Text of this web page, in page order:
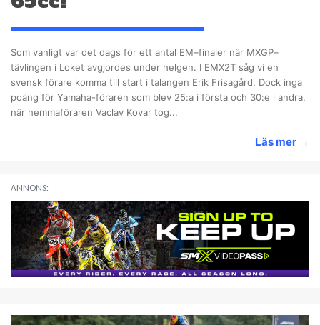
Som vanligt var det dags för ett antal EM–finaler när MXGP–
tävlingen i Loket avgjordes under helgen. I EMX2T såg vi en
svensk förare komma till start i talangen Erik Frisagård. Dock inga
poäng för Yamaha-föraren som blev 25:a i första och 30:e i andra,
när hemmaföraren Vaclav Kovar tog...
Läs mer →
ANNONS: